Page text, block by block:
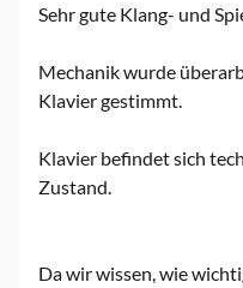
Sehr gute Klang- und
Mechanik wurde
Klavier gestimmt.
Klavier befindet sich
Zustand.
Da wir wissen, wie